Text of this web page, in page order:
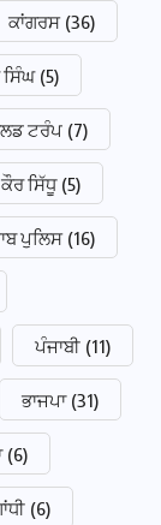
ਕਾਂਗਰਸ (36)
(5)
ਟਰੰਪ (7)
ਸਿੱਧੂ (5)
ਪੁਲਿਸ (16)
ਪੰਜਾਬੀ (11)
ਭਾਜਪਾ (31)
(6)
(6)